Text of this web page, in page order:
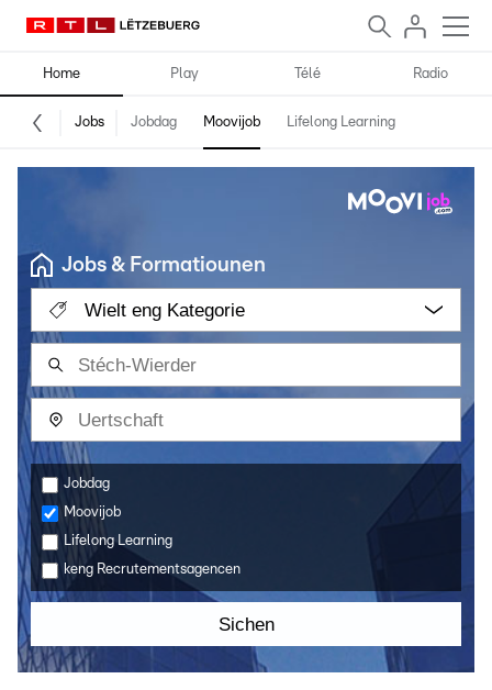
Home Play Télé Radio
Jobs Jobdag Moovijob Lifelong Learning
Jobs & Formatiounen
Wielt eng Kategorie
Jobdag
Moovijob
Lifelong Learning
keng Recrutementsagencen
Sichen